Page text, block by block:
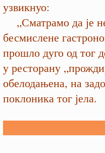
узвикнуо:
„Сматрамо да је
бесмислене
прошло дуго од тог
у ресторану
обелодањена, на
поклоника тог јела.